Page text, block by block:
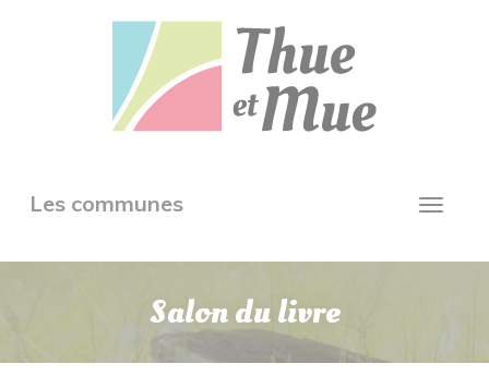
Toggle
Les communes
Salon du livre
Panneau de gestion des cookies